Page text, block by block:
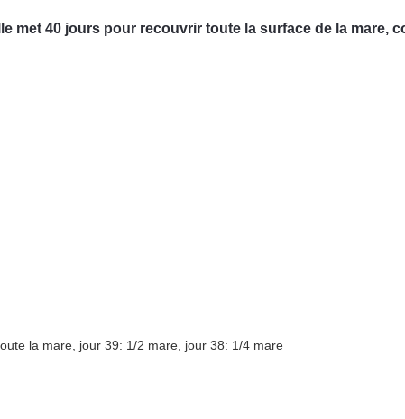
met 40 jours pour recouvrir toute la surface de la mare,
la mare, jour 39: 1/2 mare, jour 38: 1/4 mare